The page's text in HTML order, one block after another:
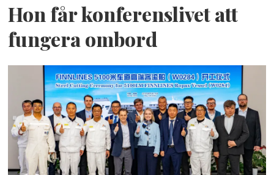
Hon får konferenslivet att
fungera ombord